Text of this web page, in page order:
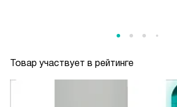
Товар участвует в рейтинге